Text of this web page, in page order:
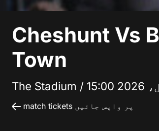
Cheshunt Vs
Town
The Stadium /
match tickets پر واپس جائیں